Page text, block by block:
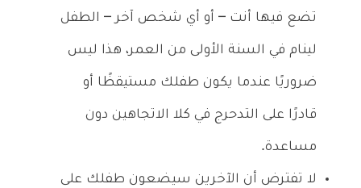
تضع فيها أنت – أو أي شخص آخر – الطفل
لينام في السنة الأولى من العمر، هذا ليس
ضروريًا عندما يكون طفلك مستيقظًا أو
قادرًا على التدحرج في كلا الاتجاهين دون
مساعدة.
لا تفترض أن الآخرين سيضعون طفلك على